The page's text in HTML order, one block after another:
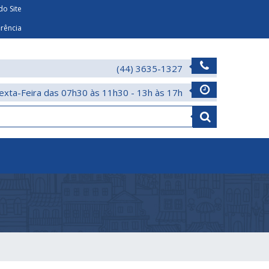
Site
(44) 3635-1327
Feira das 07h30 às 11h30 - 13h às 17h